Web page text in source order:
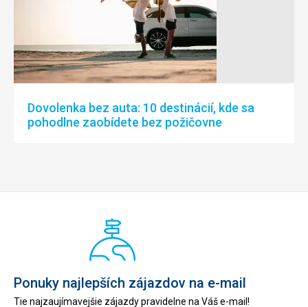
Dovolenka bez auta: 10 destinácií, kde sa
pohodlne zaobídete bez požičovne
Ponuky najlepších zájazdov na e-mail
Tie najzaujímavejšie zájazdy pravidelne na Váš e-mail!